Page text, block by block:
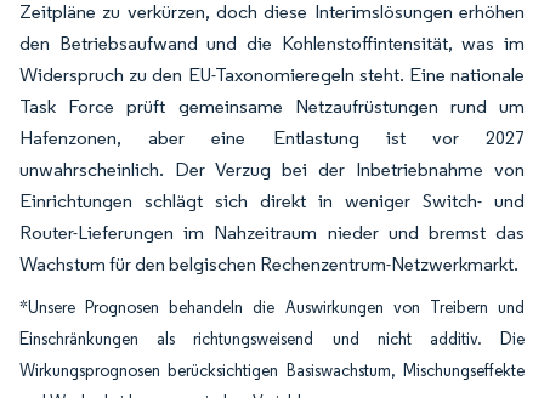
Zeitpläne zu verkürzen, doch diese Interimslösungen erhöhen
den Betriebsaufwand und die Kohlenstoffintensität, was im
Widerspruch zu den EU-Taxonomieregeln steht. Eine nationale
Task Force prüft gemeinsame Netzaufrüstungen rund um
Hafenzonen, aber eine Entlastung ist vor 2027
unwahrscheinlich. Der Verzug bei der Inbetriebnahme von
Einrichtungen schlägt sich direkt in weniger Switch- und
Router-Lieferungen im Nahzeitraum nieder und bremst das
Wachstum für den belgischen Rechenzentrum-Netzwerkmarkt.
*Unsere Prognosen behandeln die Auswirkungen von Treibern und
Einschränkungen als richtungsweisend und nicht additiv. Die
Wirkungsprognosen berücksichtigen Basiswachstum, Mischungseffekte